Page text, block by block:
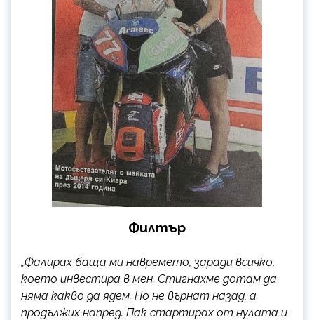
Филтър
„Фалирах баща ми навремето, заради всичко,
което инвестира в мен. Стигнахме дотам да
няма какво да ядем. Но не върнат назад, а
продължих напред. Пак стартирах от нулата и